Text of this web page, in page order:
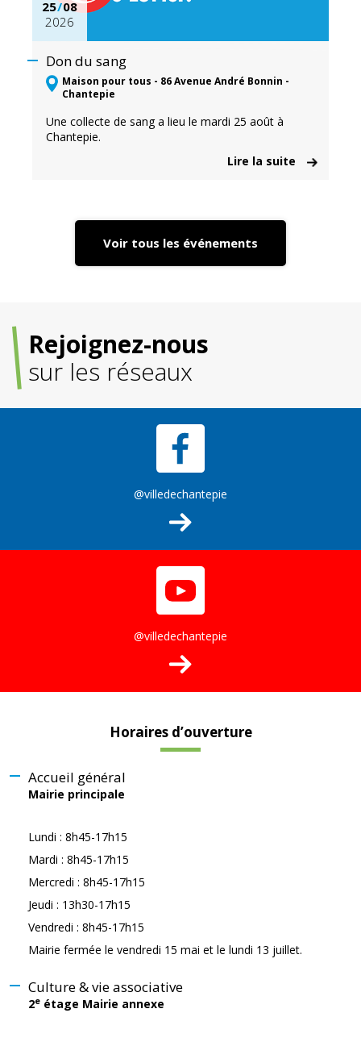
25/08
2026
Don du sang
Maison pour tous - 86 Avenue André Bonnin -
Chantepie
Une collecte de sang a lieu le mardi 25 août à
Chantepie.
Lire la suite
Voir tous les événements
Rejoignez-nous
sur les réseaux
@villedechantepie
@villedechantepie
Horaires d’ouverture
Accueil général
Mairie principale
Lundi : 8h45-17h15
Mardi : 8h45-17h15
Mercredi : 8h45-17h15
Jeudi : 13h30-17h15
Vendredi : 8h45-17h15
Mairie fermée le vendredi 15 mai et le lundi 13 juillet.
Culture & vie associative
2e étage Mairie annexe